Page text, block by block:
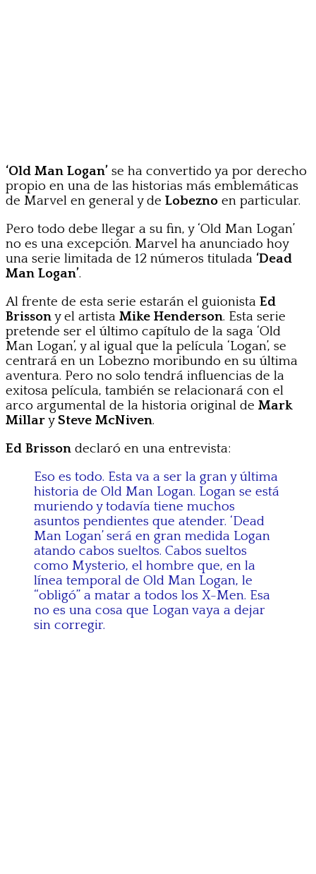
‘Old Man Logan’ se ha convertido ya por derecho
propio en una de las historias más emblemáticas
de Marvel en general y de Lobezno en particular.
Pero todo debe llegar a su fin, y ‘Old Man Logan’
no es una excepción. Marvel ha anunciado hoy
una serie limitada de 12 números titulada ‘Dead
Man Logan’.
Al frente de esta serie estarán el guionista Ed
Brissony el artista Mike Henderson. Esta serie
pretende ser el último capítulo de la saga ‘Old
Man Logan’, y al igual que la película ‘Logan’, se
centrará en un Lobezno moribundo en su última
aventura. Pero no solo tendrá influencias de la
exitosa película, también se relacionará con el
arco argumental de la historia original de Mark
MillarySteve McNiven.
Ed Brisson declaró en una entrevista:
Eso es todo. Esta va a ser la gran y última
historia de Old Man Logan. Logan se está
muriendo y todavía tiene muchos
asuntos pendientes que atender. ‘Dead
Man Logan’ será en gran medida Logan
atando cabos sueltos. Cabos sueltos
como Mysterio, el hombre que, en la
línea temporal de Old Man Logan, le
“obligó” a matar a todos los X-Men. Esa
no es una cosa que Logan vaya a dejar
sin corregir.